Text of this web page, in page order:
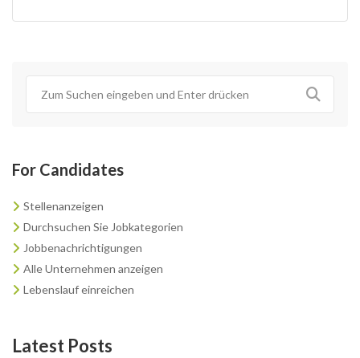
For Candidates
Stellenanzeigen
Durchsuchen Sie Jobkategorien
Jobbenachrichtigungen
Alle Unternehmen anzeigen
Lebenslauf einreichen
Latest Posts